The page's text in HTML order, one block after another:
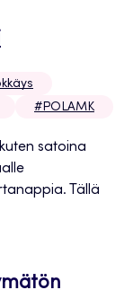
#POLAMK
satoina
Tällä